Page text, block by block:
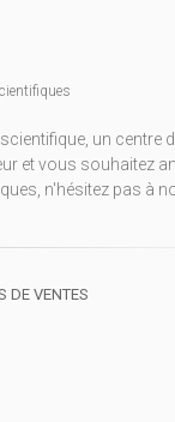
un centre
et vous souhaitez
n'hésitez pas à
DE VENTES